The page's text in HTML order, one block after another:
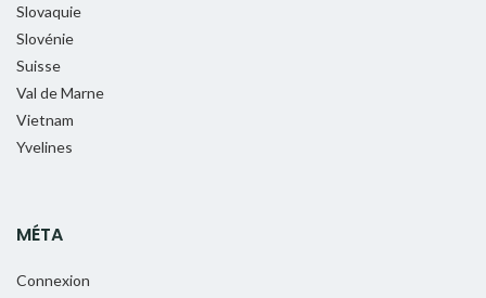
Slovaquie
Slovénie
Suisse
Val de Marne
Vietnam
Yvelines
MÉTA
Connexion